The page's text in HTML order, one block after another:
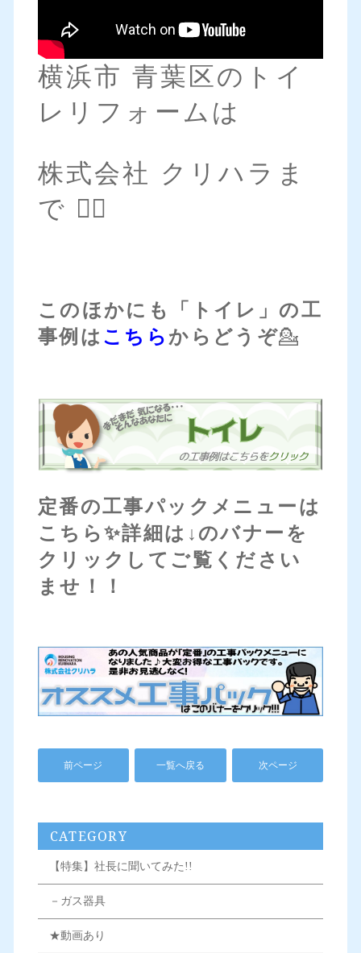
横浜市 青葉区のトイ
レリフォームは
株式会社 クリハラま
で 💁‍♀️
このほかにも「トイレ」の工
事例は こちら からどうぞ💁
定番の工事パックメニューは
こちら✨詳細は↓のバナーを
クリックしてご覧ください
ませ！！
前ページ 一覧へ戻る 次ページ
CATEGORY
【特集】社長に聞いてみた!!
－ガス器具
★動画あり